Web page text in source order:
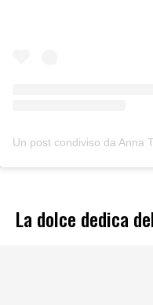
La dolce dedica